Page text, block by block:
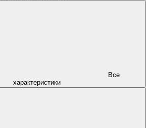
характеристики